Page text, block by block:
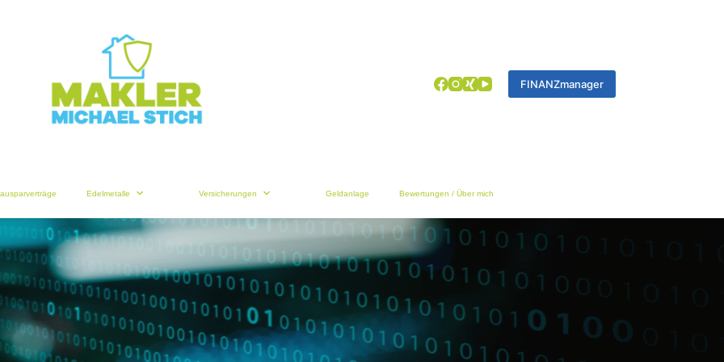
FINANZmanager
Edelmetalle Versicherungen Geldanlage Bewertungen / Über mich